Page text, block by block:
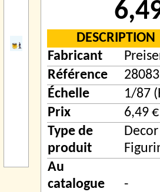
DESCRIPTION
Fabricant
Référence
28083
Échelle
1/87
Prix
6,49 €
Type de
produit
Au
catalogue
-